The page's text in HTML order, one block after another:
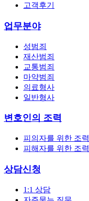
고객후기
업무분야
성범죄
재산범죄
교통범죄
마약범죄
의료형사
일반형사
변호인의 조력
피의자를 위한 조력
피해자를 위한 조력
상담신청
1:1 상담